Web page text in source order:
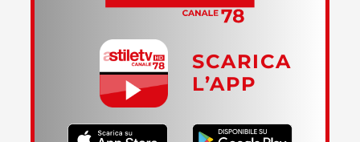
SCARICA
L’APP